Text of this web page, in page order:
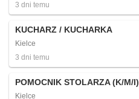
3 dni temu
KUCHARZ / KUCHARKA
Kielce
3 dni temu
POMOCNIK STOLARZA (K/M/I)
Kielce